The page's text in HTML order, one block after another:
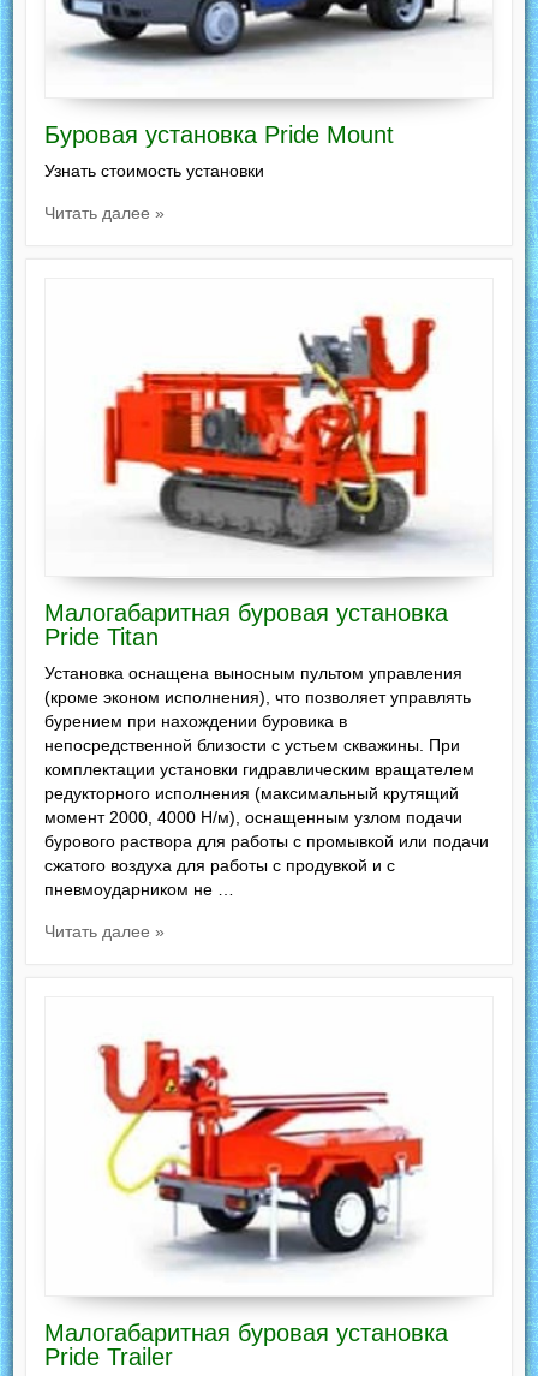
Буровая установка Pride Mount
Узнать стоимость установки
Читать далее »
Малогабаритная буровая установка
Pride Titan
Установка оснащена выносным пультом управления
(кроме эконом исполнения), что позволяет управлять
бурением при нахождении буровика в
непосредственной близости с устьем скважины. При
комплектации установки гидравлическим вращателем
редукторного исполнения (максимальный крутящий
момент 2000, 4000 Н/м), оснащенным узлом подачи
бурового раствора для работы с промывкой или подачи
сжатого воздуха для работы с продувкой и с
пневмоударником не …
Читать далее »
Малогабаритная буровая установка
Pride Trailer